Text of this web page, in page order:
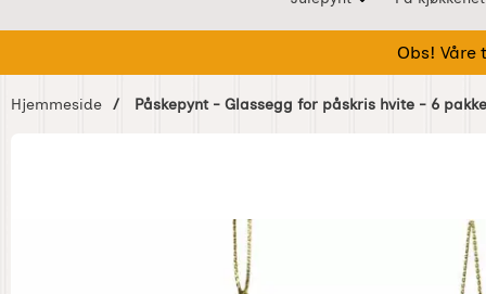
Obs! Våre
Hjemmeside Påskepynt - Glassegg for påskris hvite - 6 pakke